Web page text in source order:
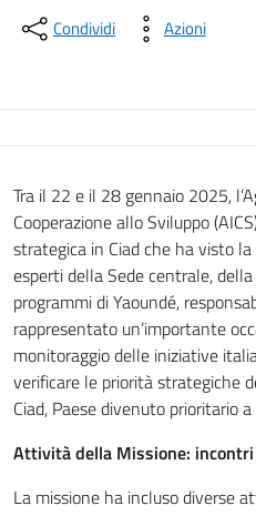
Condividi Azioni
Tra il 22 e il 28 gennaio 2025,
Cooperazione allo Sviluppo
strategica in Ciad che ha visto
esperti della Sede centrale,
programmi di Yaoundé,
rappresentato un’importante
monitoraggio delle iniziative
verificare le priorità strategiche
Ciad, Paese divenuto prioritario
Attività della Missione:
La missione ha incluso diverse